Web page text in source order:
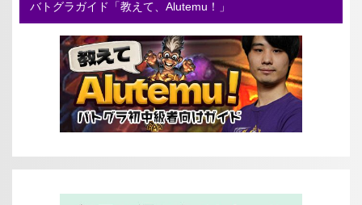
バトグラガイド「教えて、Alutemu！」